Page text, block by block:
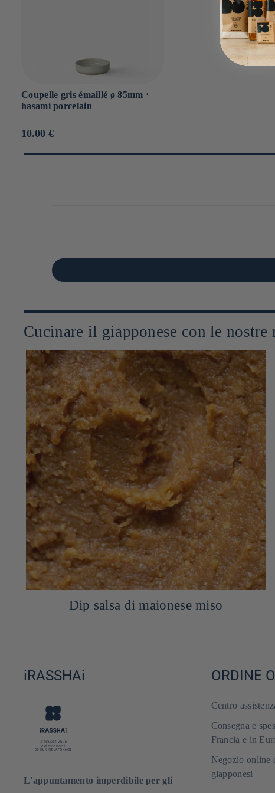
Coupelle gris émaillé ø 85mm ⋅
hasami porcelain
Prix
10.00 €
Cucinare il giapponese con le nostre
Insalata di cetriolo giapponese
iRASSHAi
L'appuntamento imperdibile per gli
ORDINE
Centro
Consegna e
Francia e in
Negozio online
giapponesi